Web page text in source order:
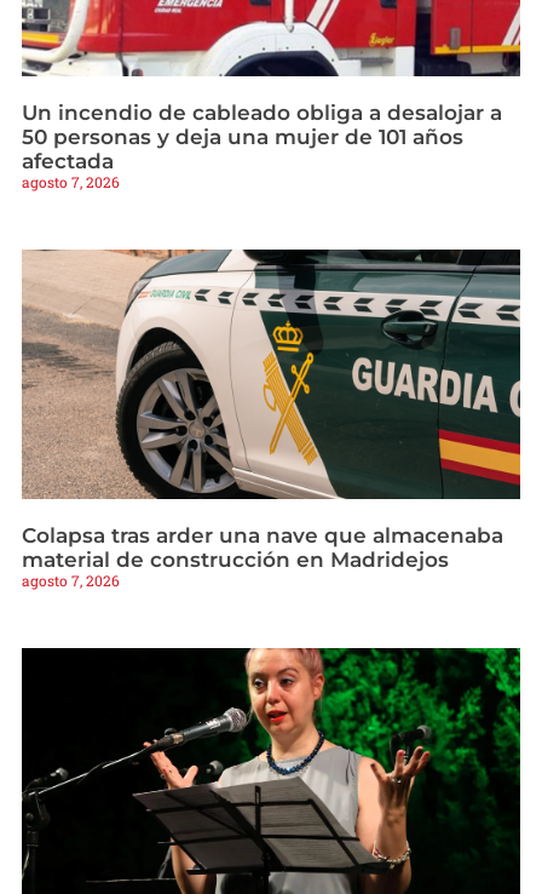
Un incendio de cableado obliga a desalojar a
50 personas y deja una mujer de 101 años
afectada
agosto 7, 2026
Colapsa tras arder una nave que almacenaba
material de construcción en Madridejos
agosto 7, 2026